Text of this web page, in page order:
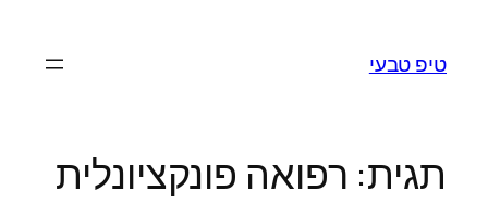
טיפ טבעי
תגית: רפואה פונקציונלית